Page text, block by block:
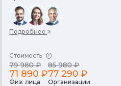
Подробнее
Стоимость
79 980 ₽
71 890 ₽
Физ. лица
85 980 ₽
77 290 ₽
Организации